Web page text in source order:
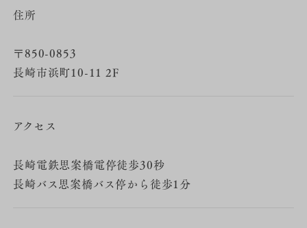
住所
〒850-0853
長崎市浜町10-11 2F
アクセス
長崎電鉄思案橋電停徒歩30秒
長崎バス思案橋バス停から徒歩1分